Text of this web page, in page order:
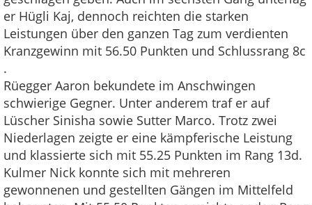
er Hügli Kaj, dennoch reichten die starken
Leistungen über den ganzen Tag zum verdienten
Kranzgewinn mit 56.50 Punkten und Schlussrang 8c
.
Rüegger Aaron bekundete im Anschwingen
schwierige Gegner. Unter anderem traf er auf
Lüscher Sinisha sowie Sutter Marco. Trotz zwei
Niederlagen zeigte er eine kämpferische Leistung
und klassierte sich mit 55.25 Punkten im Rang 13d.
Kulmer Nick konnte sich mit mehreren
gewonnenen und gestellten Gängen im Mittelfeld